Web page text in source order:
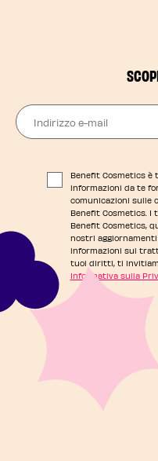
Indirizzo e-mail
Benefit Cosmetics
informazioni da te
comunicazioni sulle
Benefit Cosmetics. I
Benefit Cosmetics,
nostri
informazioni sul
tuoi diritti, ti
Informativa sulla